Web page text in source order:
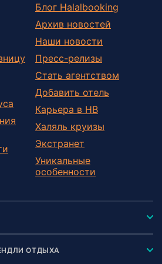
Блог Halalbooking
Архив новостей
Наши новости
Пресс-релизы
Стать агентством
Добавить отель
Карьера в HB
Халяль круизы
Экстранет
Уникальные
особенности
ОТДЫХА